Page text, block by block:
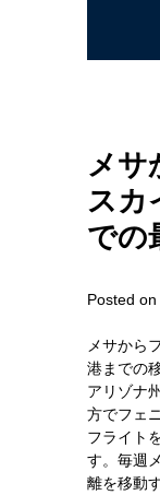
メサ
スカ
での
Posted on
メサから
港までの
アリゾナ
方でフェ
フライト
す。毎週
離を移動